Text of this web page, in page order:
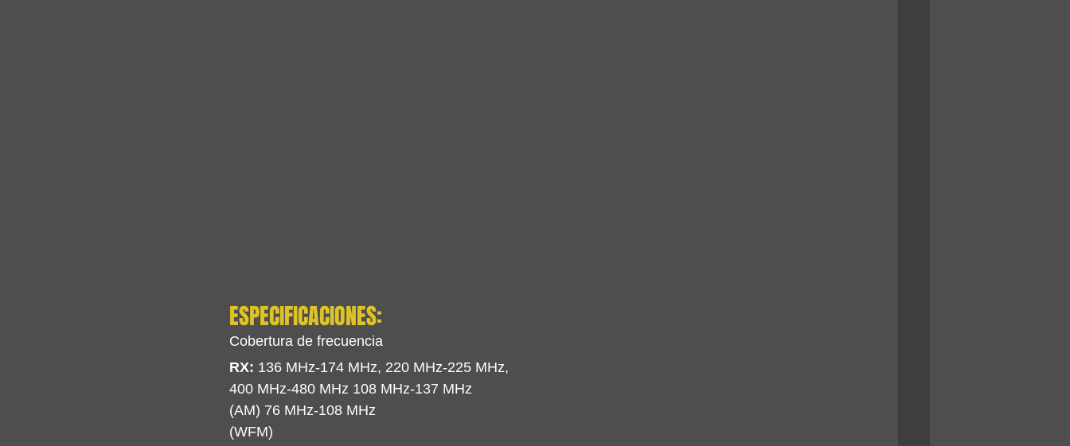
ESPECIFICACIONES:
Cobertura de frecuencia
RX: 136 MHz-174 MHz, 220 MHz-225 MHz,
400 MHz-480 MHz 108 MHz-137 MHz
(AM) 76 MHz-108 MHz
(WFM)